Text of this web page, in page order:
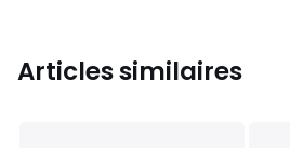
Articles similaires